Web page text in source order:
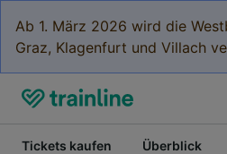
Ab 1. März 2026 wird die
Graz, Klagenfurt und Villach
Tickets kaufen Überblick